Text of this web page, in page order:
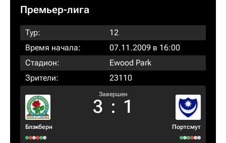
Премьер-лига
Тур:
12
Время начала:
07.11.2009 в 16:00
Стадион:
Ewood Park
Зрители:
23110
Блэкберн
Завершен
3 : 1
Пoртсмут